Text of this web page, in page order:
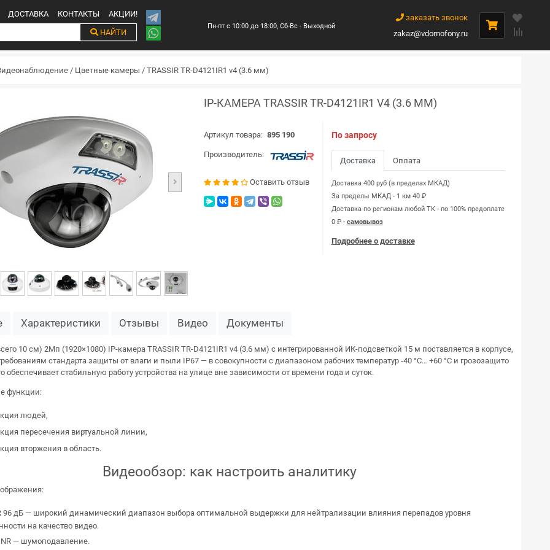
ДОСТАВКА КОНТАКТЫ
АКЦИИ!
НАЙТИ
Пн-пт с 10:00 до 18:00, Сб-Вс - Выходной
заказать звонок
zakaz@vdomofony.ru
/ Цветные камеры / TRASSIR TR-D4121IR1 v4 (3.6 мм)
IP-КАМЕРА TRASSIR TR-D4121IR1 V4 (3.6 ММ)
Артикул товара: 895 190
Производитель:
Оставить отзыв
По запросу
Доставка Оплата
Доставка 400 руб (в пределах МКАД)
За пределы МКАД - 1 км 40 ₽
Доставка по регионам любой TK - по 100% предоплате
0 ₽ - самовывоз
Подробнее о доставке
Характеристики Отзывы Видео Документы
10 см) 2Мп (1920×1080) IP-камера TRASSIR TR-D4121IR1 v4 (3.6 мм) с интегрированной ИК-подсветкой 15 м поставляется в корпусе,
стандарта защиты от влаги и пыли IP67 — в совокупности с диапазоном рабочих температур -40 °C… +60 °C и грозозащито
обеспечивает стабильную работу устройства на улице вне зависимости от времени года и суток.
функции:
людей,
пересечения виртуальной линии,
вторжения в область.
Видеообзор: как настроить аналитику
96 дБ — широкий динамический диапазон выбора оптимальной выдержки для нейтрализации влияния перепадов уровня
на качество видео.
— шумоподавление.